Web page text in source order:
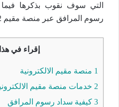
التي سوف نقوب بذكرها
رسوم المرافق عبر منصة مقيم 1442
إقراء في
1 منصة مقيم الالكترونية
2 خدمات منصة مقيم
3 كيفية سداد رسوم المرافق